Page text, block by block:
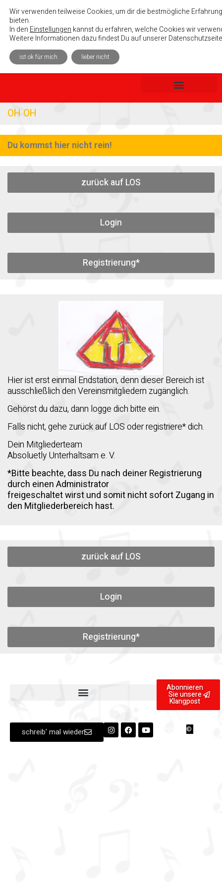
Absolutely Unterhaltsam e. V.
OH OH
Du kommst hier nicht rein!
zurück auf LOS
Login
Registrierung*
Hier ist erst einmal Endstation, denn dieser Bereich ist
ausschließlich den Vereinsmitgliedern zugänglich.
Gehörst du dazu, dann logge dich bitte ein.
Falls nicht, gehe zurück auf LOS oder registriere* dich.
Dein Mitgliederteam
Absoluetly Unterhaltsam e. V.
*Bitte beachte, dass Du nach deiner Registrierung
durch einen Administrator
freigeschaltet wirst und somit nicht sofort Zugang in
den Mitgliederbereich hast.
zurück auf LOS
Login
Registrierung*
Abonnieren
Sie unsere
Klangpost
©
schreib' mal wieder
Wir verwenden teilweise Cookies, um dir die bestmögliche
bieten.
In den Einstellungen kannst du erfahren, welche Cookies wir
Weitere Informationen dazu findest Du auf unserer
ist ok für mich lieber nicht